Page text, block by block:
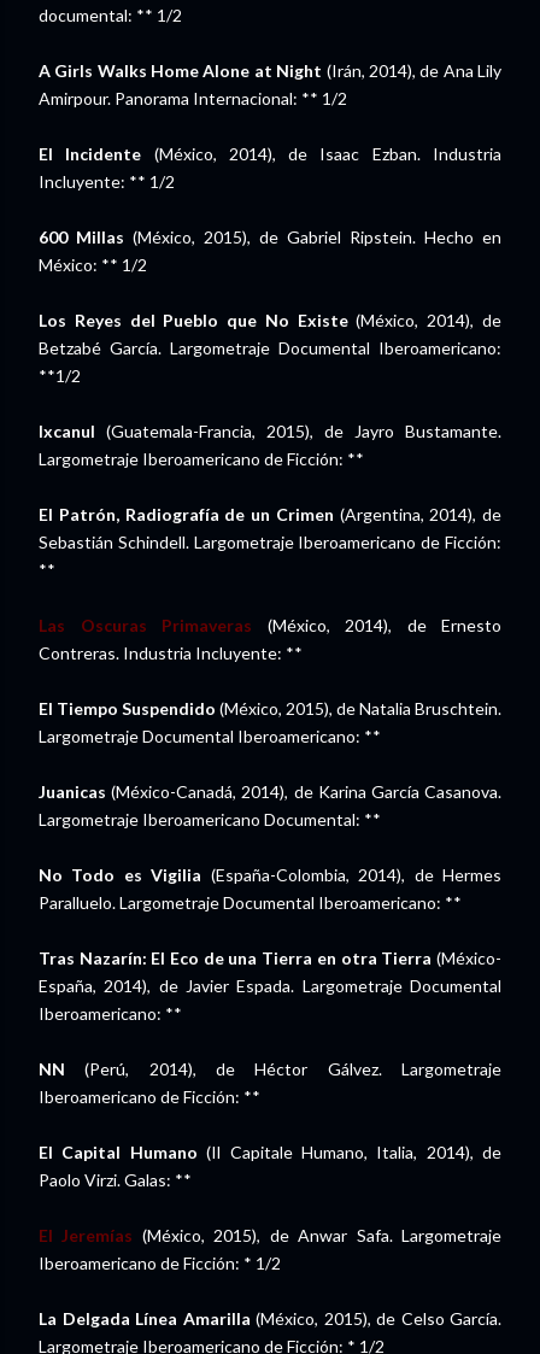
documental: ** 1/2
A Girls Walks Home Alone at Night (Irán, 2014), de Ana Lily
Amirpour. Panorama Internacional: ** 1/2
El Incidente (México, 2014), de Isaac Ezban. Industria
Incluyente: ** 1/2
600 Millas (México, 2015), de Gabriel Ripstein. Hecho en
México: ** 1/2
Los Reyes del Pueblo que No Existe(México, 2014), de
Betzabé García. Largometraje Documental Iberoamericano:
**1/2
Ixcanul (Guatemala-Francia, 2015), de Jayro Bustamante.
Largometraje Iberoamericano de Ficción: **
El Patrón, Radiografía de un Crimen (Argentina, 2014), de
Sebastián Schindell. Largometraje Iberoamericano de Ficción:
**
Las Oscuras Primaveras
(México, 2014), de Ernesto
Contreras. Industria Incluyente: **
El Tiempo Suspendido (México, 2015), de Natalia Bruschtein.
Largometraje Documental Iberoamericano: **
Juanicas (México-Canadá, 2014), de Karina García Casanova.
Largometraje Iberoamericano Documental: **
No Todo es Vigilia (España-Colombia, 2014), de Hermes
Paralluelo. Largometraje Documental Iberoamericano: **
Tras Nazarín: El Eco de una Tierra en otra Tierra (México-
España, 2014), de Javier Espada. Largometraje Documental
Iberoamericano: **
NN (Perú, 2014), de Héctor Gálvez. Largometraje
Iberoamericano de Ficción: **
El Capital Humano (Il Capitale Humano, Italia, 2014), de
Paolo Virzi. Galas: **
El Jeremías (México, 2015), de Anwar Safa. Largometraje
Iberoamericano de Ficción: * 1/2
La Delgada Línea Amarilla (México, 2015), de Celso García.
Largometraje Iberoamericano de Ficción: * 1/2